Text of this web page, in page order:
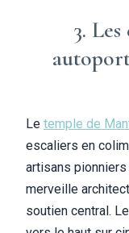
3.
Le temple de
escaliers en
artisans
merveille
soutien central.